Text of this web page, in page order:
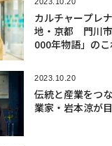
カルチャープレ
地・京都 門川
000年物語」のこ
2023.10.20
伝統と産業をつ
業家・岩本涼が